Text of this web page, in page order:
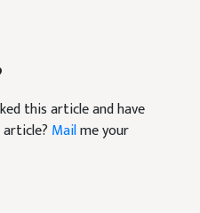
this article and have
Mailme your